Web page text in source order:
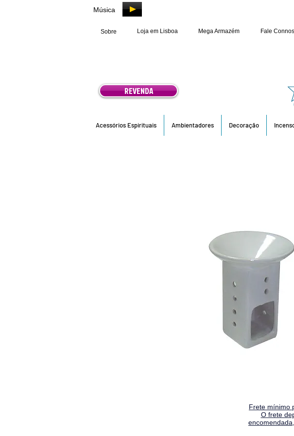
Música
Sobre Loja em Lisboa Mega Armazém Fale
REVENDA
Acessórios Espirituais Ambientadores Decoração
Frete mínimo
O frete